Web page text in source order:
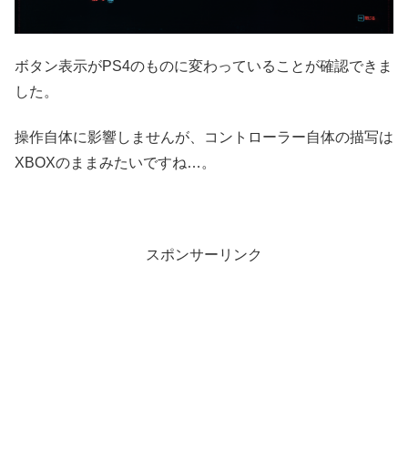
ボタン表示がPS4のものに変わっていることが確認できま
した。
操作自体に影響しませんが、コントローラー自体の描写は
XBOXのままみたいですね…。
スポンサーリンク